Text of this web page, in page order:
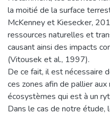
la moitié de la surface
McKenney et Kiesecker,
ressources naturelles et
causant ainsi des impacts
(Vitousek et al., 1997).
De ce fait, il est nécessaire
ces zones afin de pallier
écosystèmes qui est à un
Dans le cas de notre étude,